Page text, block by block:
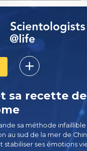
sa recette
sa méthode
au sud de la mer de
stabiliser ses émotions